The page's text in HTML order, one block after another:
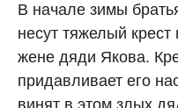
В начале зимы
несут тяжелый
жене дяди Якова.
придавливает его
винят в этом злых